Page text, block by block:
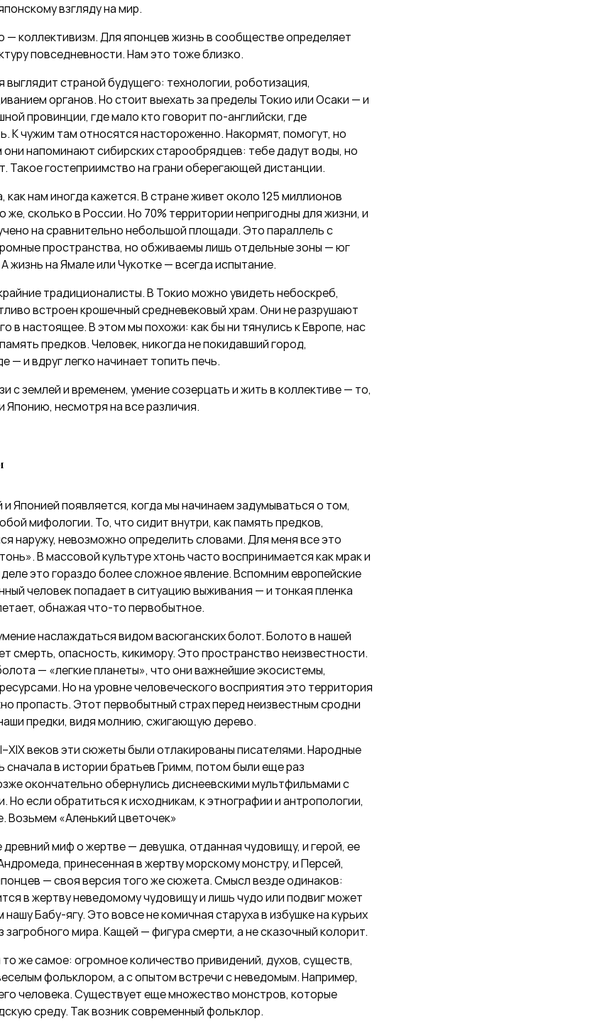
взгляду на мир.
— коллективизм. Для японцев жизнь в сообществе определяет
повседневности. Нам это тоже близко.
выглядит страной будущего: технологии, роботизация,
органов. Но стоит выехать за пределы Токио или Осаки — и
провинции, где мало кто говорит по-английски, где
К чужим там относятся настороженно. Накормят, помогут, но
они напоминают сибирских старообрядцев: тебе дадут воды, но
Такое гостеприимство на грани оберегающей дистанции.
как нам иногда кажется. В стране живет около 125 миллионов
же, сколько в России. Но 70% территории непригодны для жизни, и
на сравнительно небольшой площади. Это параллель с
пространства, но обживаемы лишь отдельные зоны — юг
жизнь на Ямале или Чукотке — всегда испытание.
традиционалисты. В Токио можно увидеть небоскреб,
встроен крошечный средневековый храм. Они не разрушают
в настоящее. В этом мы похожи: как бы ни тянулись к Европе, нас
предков. Человек, никогда не покидавший город,
— и вдруг легко начинает топить печь.
с землей и временем, умение созерцать и жить в коллективе — то,
несмотря на все различия.
Японией появляется, когда мы начинаем задумываться о том,
мифологии. То, что сидит внутри, как память предков,
наружу, невозможно определить словами. Для меня все это
В массовой культуре хтонь часто воспринимается как мрак и
это гораздо более сложное явление. Вспомним европейские
человек попадает в ситуацию выживания — и тонкая пленка
обнажая что-то первобытное.
наслаждаться видом васюганских болот. Болото в нашей
смерть, опасность, кикимору. Это пространство неизвестности.
— «легкие планеты», что они важнейшие экосистемы,
Но на уровне человеческого восприятия это территория
пропасть. Этот первобытный страх перед неизвестным сродни
предки, видя молнию, сжигающую дерево.
веков эти сюжеты были отлакированы писателями. Народные
сначала в истории братьев Гримм, потом были еще раз
окончательно обернулись диснеевскими мультфильмами с
Но если обратиться к исходникам, к этнографии и антропологии,
Возьмем «Аленький цветочек»
древний миф о жертве — девушка, отданная чудовищу, и герой, ее
принесенная в жертву морскому монстру, и Персей,
— своя версия того же сюжета. Смысл везде одинаков:
в жертву неведомому чудовищу и лишь чудо или подвиг может
Бабу-ягу. Это вовсе не комичная старуха в избушке на курьих
загробного мира. Кащей — фигура смерти, а не сказочный колорит.
же самое: огромное количество привидений, духов, существ,
фольклором, а с опытом встречи с неведомым. Например,
человека. Существует еще множество монстров, которые
среду. Так возник современный фольклор.